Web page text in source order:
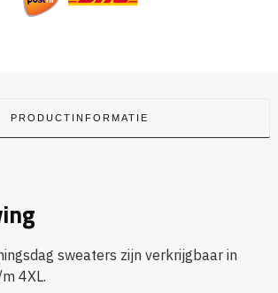
PRODUCTINFORMATIE
sweaters zijn verkrijgbaar in
4XL.